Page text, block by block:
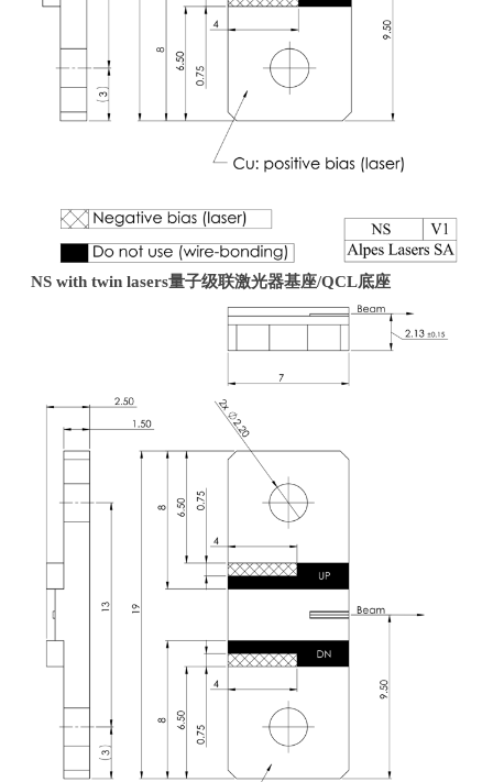
NS with twin lasers量子级联激光器基座/QCL底座